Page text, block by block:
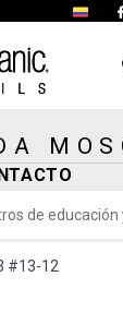
de educación
#13-12